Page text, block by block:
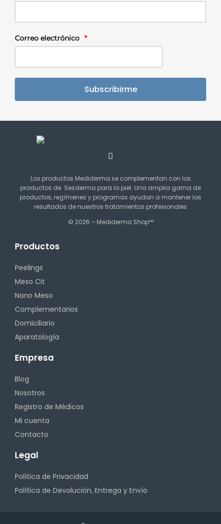
Correo electrónico *
Subscribirme
Los productos Mediderma se complementan con los
productos de Sesderma para la piel. Una amplia gama de
productos, regímenes y programas ayudan a mantener los
resultados de nuestros tratamientos profesionales
© 2026 – Mediderma Shop™
Productos
Peelings
Meso Cit
Nano Meso
Complementarios
Domiciliario
Aparatología
Empresa
Blog
Nosotros
Registro de Médicos
Mi cuenta
Contacto
Legal
Política de Privacidad
Política de Devolución, Entrega y Envío